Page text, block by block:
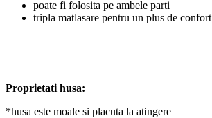
poate fi folosita pe ambele parti
tripla matlasare pentru un plus de confort
Proprietati husa:
*husa este moale si placuta la atingere